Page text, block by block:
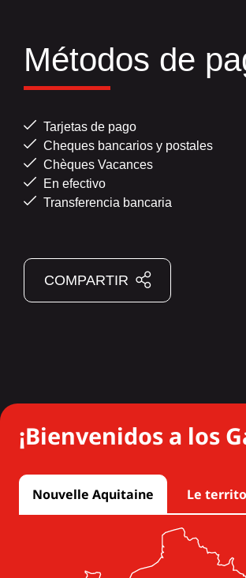
Métodos de
Tarjetas de pago
Cheques bancarios y postales
Chèques Vacances
En efectivo
Transferencia bancaria
COMPARTIR
¡Bienvenidos a los
Nouvelle Aquitaine Le